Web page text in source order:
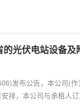
光伏电站设备
布公告，本公司(作
排，本公司与承租人